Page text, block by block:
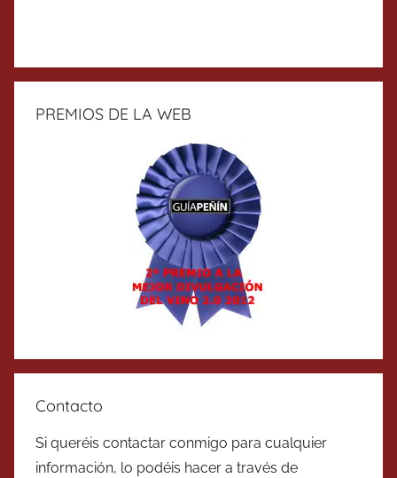
PREMIOS DE LA WEB
Contacto
Si queréis contactar conmigo para cualquier
información, lo podéis hacer a través de